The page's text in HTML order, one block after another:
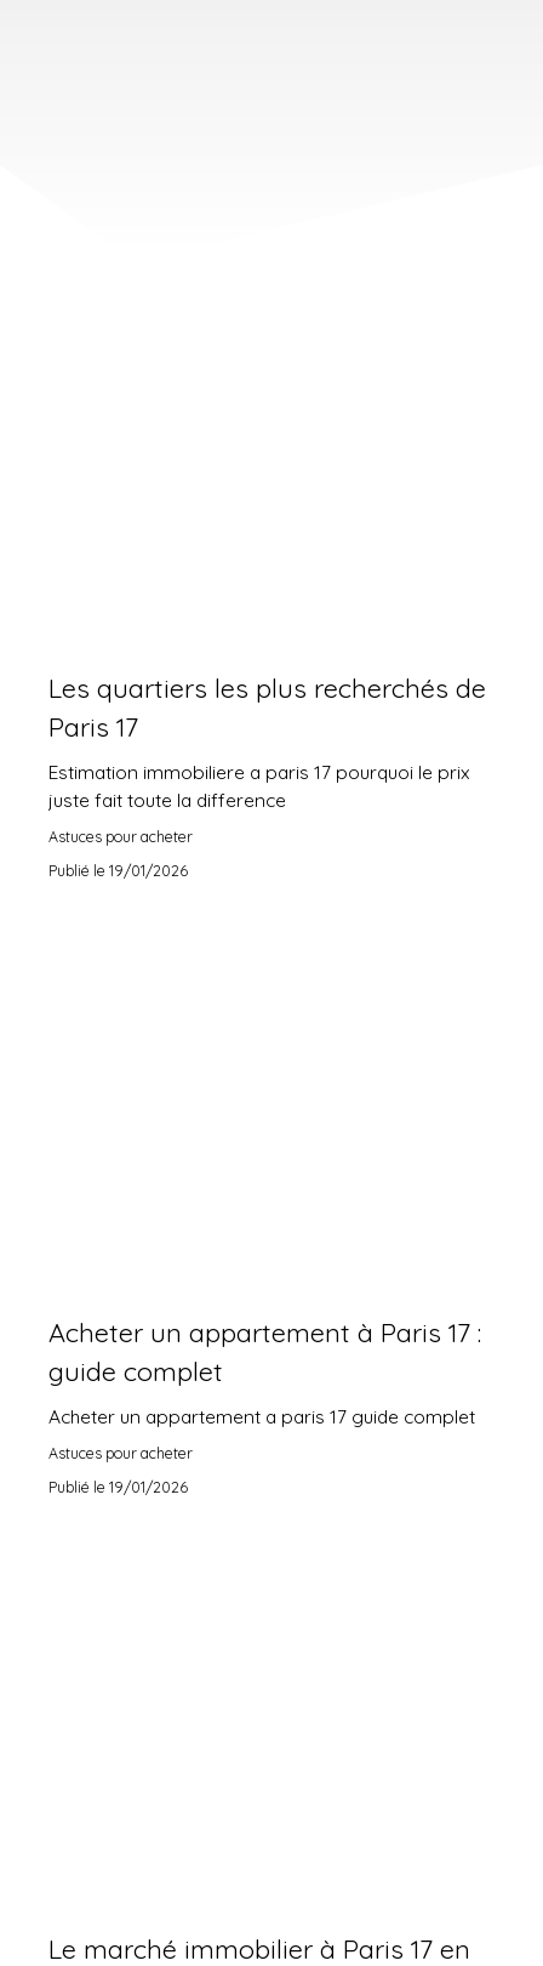
Les quartiers les plus recherchés de
Paris 17
Estimation immobiliere a paris 17 pourquoi le prix
juste fait toute la difference
Astuces pour acheter
Publié le 19/01/2026
Acheter un appartement à Paris 17 :
guide complet
Acheter un appartement a paris 17 guide complet
Astuces pour acheter
Publié le 19/01/2026
Le marché immobilier à Paris 17 en